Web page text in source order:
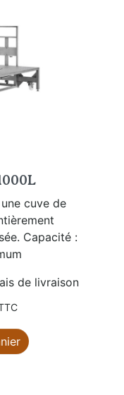
cuve de
Capacité :
de livraison